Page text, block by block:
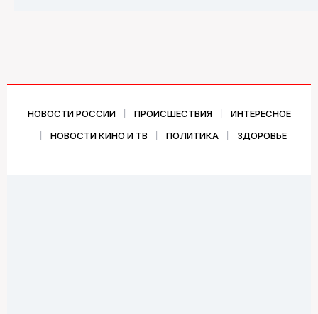
НОВОСТИ РОССИИ ПРОИСШЕСТВИЯ
ИНТЕРЕСНОЕ
НОВОСТИ КИНО И ТВ
ПОЛИТИКА ЗДОРОВЬЕ